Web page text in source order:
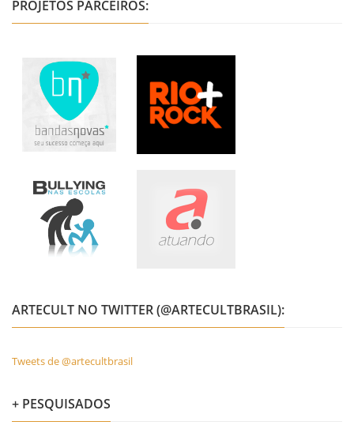
PROJETOS PARCEIROS:
ARTECULT NO TWITTER (@ARTECULTBRASIL):
Tweets de @artecultbrasil
+ PESQUISADOS